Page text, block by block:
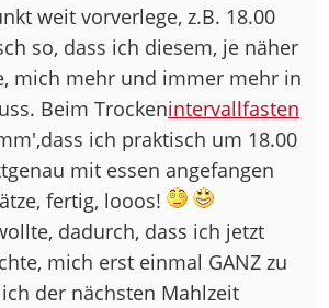
weit vorverlege, z.B. 18.00
so, dass ich diesem, je näher
mich mehr und immer mehr in
Beim Trockenintervallfasten
ich praktisch um 18.00
mit essen angefangen
fertig, looos!
dadurch, dass ich jetzt
mich erst einmal GANZ zu
der nächsten Mahlzeit